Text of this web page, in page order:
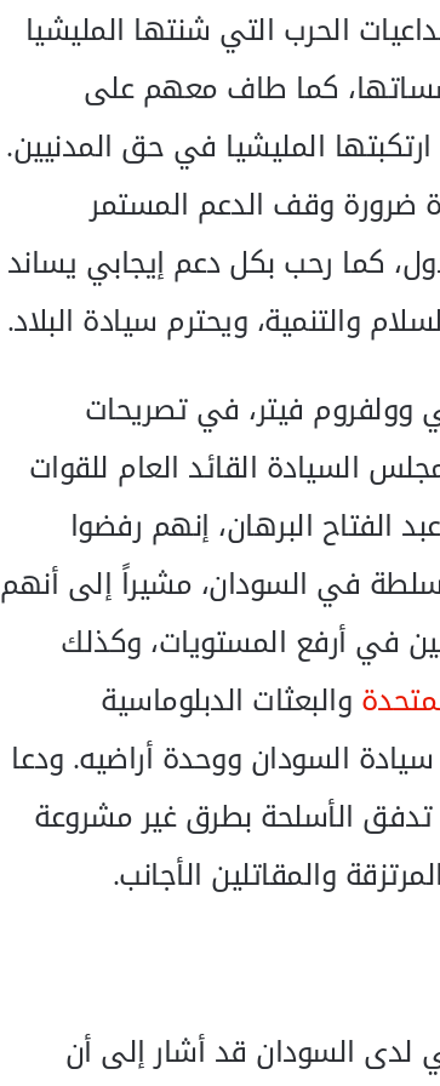
الحرب التي شنتها المليشيا
كما طاف معهم على
المليشيا في حق المدنيين.
وقف الدعم المستمر
كما رحب بكل دعم إيجابي يساند
والتنمية، ويحترم سيادة البلاد.
وولفروم فيتر، في تصريحات
السيادة القائد العام للقوات
الفتاح البرهان، إنهم رفضوا
في السودان، مشيراً إلى أنهم
في أرفع المستويات، وكذلك
والبعثات الدبلوماسية
السودان ووحدة أراضيه. ودعا
الأسلحة بطرق غير مشروعة
والمقاتلين الأجانب.
لدى السودان قد أشار إلى أن